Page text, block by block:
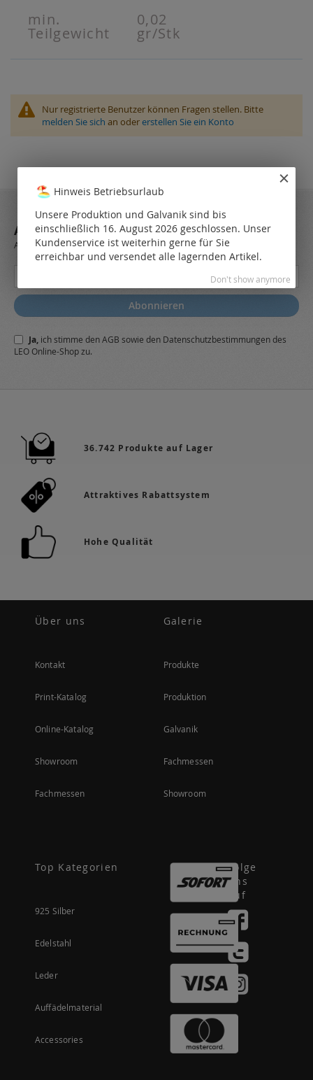
min.
Teilgewicht
0,02
gr/Stk
Nur registrierte Benutzer können Fragen stellen. Bitte
melden Sie sich an odererstellen Sie ein Konto
ABONNIEREN SIE UNSEREN NEWSLETTER
Always stay up to date and find out what's new from the very first hand.
Sie
sich
für
Newsletter
a:
Abonnieren
Ja, ich stimme denAGB sowie den Datenschutzbestimmungendes
LEO Online-Shop zu.
36.742 Produkte auf Lager
Attraktives Rabattsystem
Hohe Qualität
Über uns
Kontakt
Print-Katalog
Online-Katalog
Showroom
Fachmessen
Galerie
Produkte
Produktion
Galvanik
Fachmessen
Showroom
Top Kategorien
925 Silber
Edelstahl
Leder
Auffädelmaterial
Accessories
Folge
uns
auf
Hinweis Betriebsurlaub
Unsere Produktion und Galvanik sind bis
einschließlich 16. August 2026 geschlossen. Unser
Kundenservice ist weiterhin gerne für Sie
erreichbar und versendet alle lagernden Artikel.
Don't show anymore